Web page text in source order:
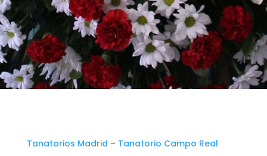
Tanatorios Madrid – Tanatorio Campo Real